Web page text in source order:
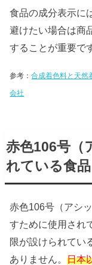
食品の成分表示に
避けたい場合は商
することが重要で
参考：合成着色料と天然
会社
赤色106号（
れている食品
赤色106号（アシ
すために使用され
限が設けられてい
ありません。日本